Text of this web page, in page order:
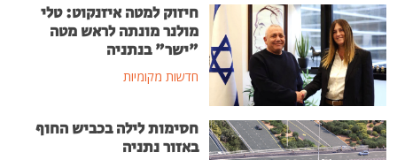
חיזוק למטה איזנקוט: טלי
מולנר מונתה לראש מטה
"ישר" בנתניה
חדשות מקומיות
חסימות לילה בכביש החוף
באזור נתניה